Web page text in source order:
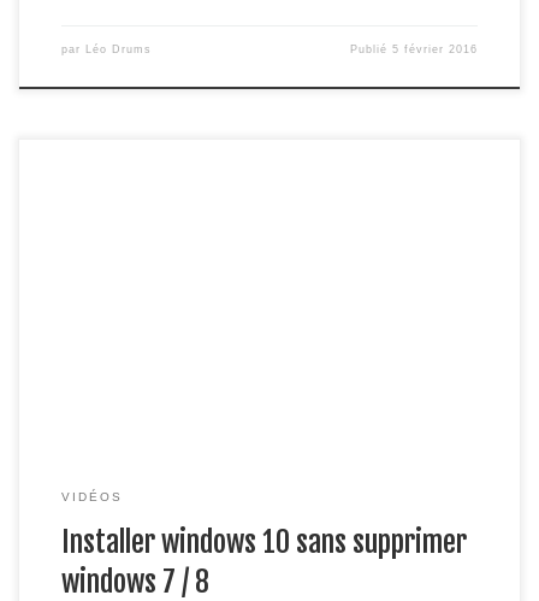
par Léo Drums Publié5 février 2016
VIDÉOS
Installer windows 10 sans supprimer
windows 7 / 8